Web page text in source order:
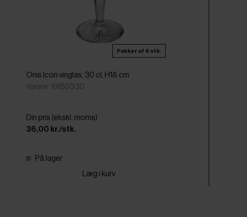
Pakker af 6 stk.
Onis Icon vinglas, 30 cl, H18 cm
Varenr: 19150330
Din pris (ekskl. moms)
36,00 kr./stk.
På lager
Læg i kurv